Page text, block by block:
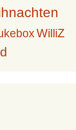
WilliZ